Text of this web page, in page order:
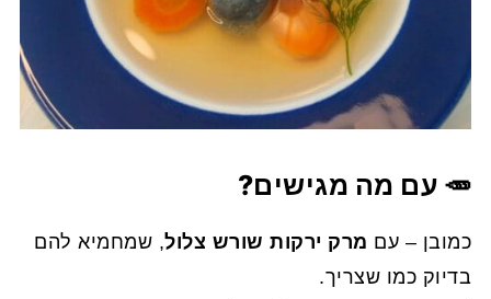
🥕 עם מה מגישים?
כמובן – עם מרק ירקות שורש צלול, שמחמיא להם
בדיוק כמו שצריך.